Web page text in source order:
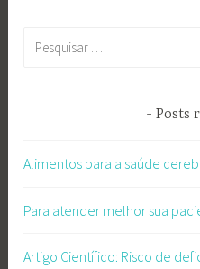
Posts
Alimentos para a saúde
Para atender melhor sua
Artigo Científico: Risco de